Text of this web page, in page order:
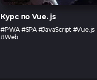
Курс по Vue. js
#PWA #SPA #JavaScript #Vue.js
#Web